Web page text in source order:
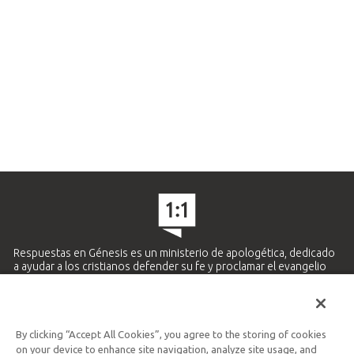
Respuestas en Génesis es un ministerio de apologética, dedicado
a ayudar a los cristianos defender su fe y proclamar el evangelio
Ministerio Hispano y Latinoamericano
By clicking “Accept All Cookies”, you agree to the storing of cookies
on your device to enhance site navigation, analyze site usage, and